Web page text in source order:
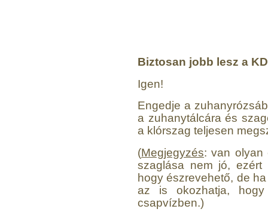
Biztosan jobb lesz a
Igen!
Engedje a
a zuhanytálcára és
a klórszag teljesen
(Megjegyzés: van olyan
szaglása nem jó,
hogy észrevehető, de
az is okozhatja,
csapvízben.)